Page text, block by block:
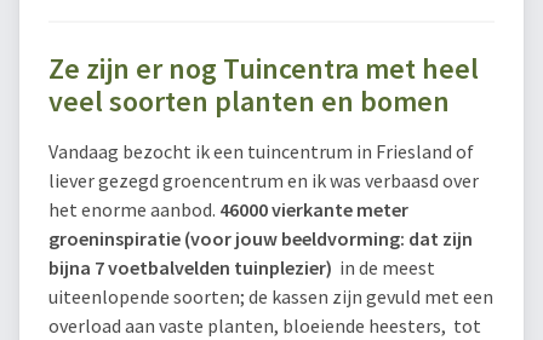
Ze zijn er nog Tuincentra met heel
veel soorten planten en bomen
Vandaag bezocht ik een tuincentrum in Friesland of
liever gezegd groencentrum en ik was verbaasd over
het enorme aanbod. 46000 vierkante meter
groeninspiratie (voor jouw beeldvorming: dat zijn
bijna 7 voetbalvelden tuinplezier) in de meest
uiteenlopende soorten; de kassen zijn gevuld met een
overload aan vaste planten, bloeiende heesters, tot